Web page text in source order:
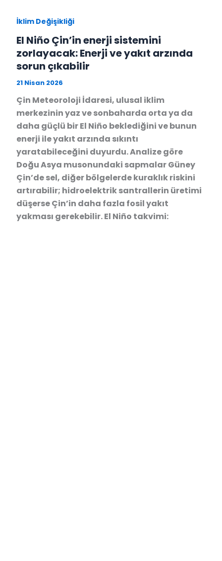
İklim Değişikliği
El Niño Çin’in enerji sistemini
zorlayacak: Enerji ve yakıt arzında
sorun çıkabilir
21 Nisan 2026
Çin Meteoroloji İdaresi, ulusal iklim
merkezinin yaz ve sonbaharda orta ya da
daha güçlü bir El Niño beklediğini ve bunun
enerji ile yakıt arzında sıkıntı
yaratabileceğini duyurdu. Analize göre
Doğu Asya musonundaki sapmalar Güney
Çin’de sel, diğer bölgelerde kuraklık riskini
artırabilir; hidroelektrik santrallerin üretimi
düşerse Çin’in daha fazla fosil yakıt
yakması gerekebilir. El Niño takvimi: